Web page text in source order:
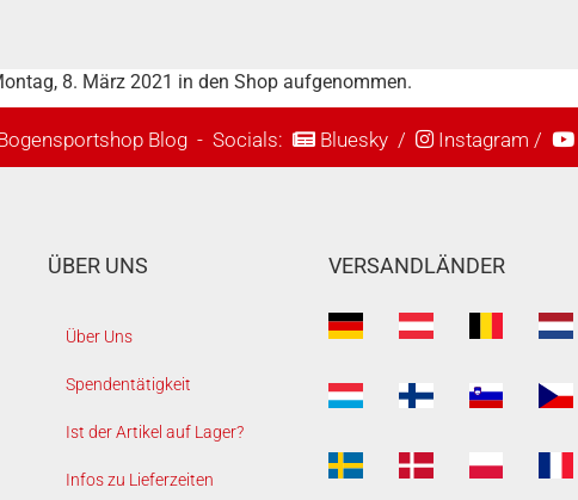
8. März 2021 in den Shop aufgenommen.
Blog- Socials: Bluesky/ Instagram /
ÜBER UNS
Über Uns
Spendentätigkeit
Ist der Artikel auf Lager?
Infos zu Lieferzeiten
VERSANDLÄNDER